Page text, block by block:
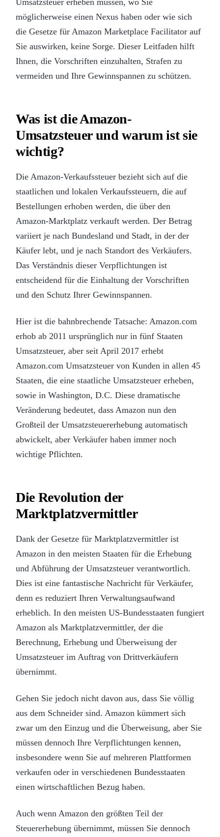
möglicherweise einen Nexus haben oder wie sich
die Gesetze für Amazon Marketplace Facilitator auf
Sie auswirken, keine Sorge. Dieser Leitfaden hilft
Ihnen, die Vorschriften einzuhalten, Strafen zu
vermeiden und Ihre Gewinnspannen zu schützen.
Was ist die Amazon-
Umsatzsteuer und warum ist sie
wichtig?
Die Amazon-Verkaufssteuer bezieht sich auf die
staatlichen und lokalen Verkaufssteuern, die auf
Bestellungen erhoben werden, die über den
Amazon-Marktplatz verkauft werden. Der Betrag
variiert je nach Bundesland und Stadt, in der der
Käufer lebt, und je nach Standort des Verkäufers.
Das Verständnis dieser Verpflichtungen ist
entscheidend für die Einhaltung der Vorschriften
und den Schutz Ihrer Gewinnspannen.
Hier ist die bahnbrechende Tatsache: Amazon.com
erhob ab 2011 ursprünglich nur in fünf Staaten
Umsatzsteuer, aber seit April 2017 erhebt
Amazon.com Umsatzsteuer von Kunden in allen 45
Staaten, die eine staatliche Umsatzsteuer erheben,
sowie in Washington, D.C. Diese dramatische
Veränderung bedeutet, dass Amazon nun den
Großteil der Umsatzsteuererhebung automatisch
abwickelt, aber Verkäufer haben immer noch
wichtige Pflichten.
Die Revolution der
Marktplatzvermittler
Dank der Gesetze für Marktplatzvermittler ist
Amazon in den meisten Staaten für die Erhebung
und Abführung der Umsatzsteuer verantwortlich.
Dies ist eine fantastische Nachricht für Verkäufer,
denn es reduziert Ihren Verwaltungsaufwand
erheblich. In den meisten US-Bundesstaaten fungiert
Amazon als Marktplatzvermittler, der die
Berechnung, Erhebung und Überweisung der
Umsatzsteuer im Auftrag von Drittverkäufern
übernimmt.
Gehen Sie jedoch nicht davon aus, dass Sie völlig
aus dem Schneider sind. Amazon kümmert sich
zwar um den Einzug und die Überweisung, aber Sie
müssen dennoch Ihre Verpflichtungen kennen,
insbesondere wenn Sie auf mehreren Plattformen
verkaufen oder in verschiedenen Bundesstaaten
einen wirtschaftlichen Bezug haben.
Auch wenn Amazon den größten Teil der
Steuererhebung übernimmt, müssen Sie dennoch